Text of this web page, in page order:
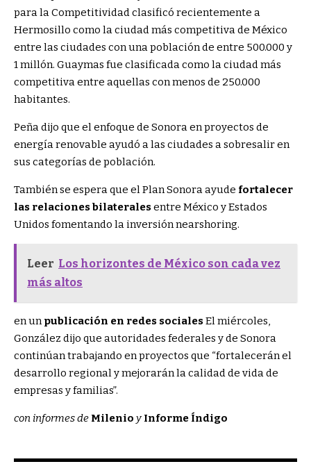
para la Competitividad clasificó recientemente a
Hermosillo como la ciudad más competitiva de México
entre las ciudades con una población de entre 500.000 y
1 millón. Guaymas fue clasificada como la ciudad más
competitiva entre aquellas con menos de 250.000
habitantes.
Peña dijo que el enfoque de Sonora en proyectos de
energía renovable ayudó a las ciudades a sobresalir en
sus categorías de población.
También se espera que el Plan Sonora ayude fortalecer
las relaciones bilateralesentre México y Estados
Unidos fomentando la inversión nearshoring.
Leer Los horizontes de México son cada vez
más altos
en unpublicación en redes socialesEl miércoles,
González dijo que autoridades federales y de Sonora
continúan trabajando en proyectos que “fortalecerán el
desarrollo regional y mejorarán la calidad de vida de
empresas y familias”.
con informes de Milenio yInforme Índigo